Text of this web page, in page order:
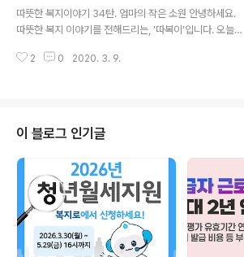
일하던 사람들과 다같이 기초생활수급 신청을 했는데어쩌
다 보니 흥수씨만 대상자로 선정이 되었습니다.그러자 동
이 매일 새벽에 찾아와 문을 두드리고 시비를 걸더니 급기
따뜻한 복지이야기 34탄. 엄마의 작은 소원 안녕하세요.
따뜻한 복지 이야기를 전해드리는, ‘따복이’입니다. 오늘은
뿐인 아들을 희망으로 여기고 살아가는 어느 어머니의 이
아버지마저 그 충격에 병중에 눕게 되었습니다.지연씨가
간신히 건강을 회복했을 때 남편은 온데간데 없었고지연씨
곁에는 오로지 아들뿐이었습니다.그때부터 지연씨는 아들
과 단 둘이서 힘들게 살았습니다. 더 많은 이야기가 궁금하
시다면?▼복지로 '따뜻한 복지 이야기' 바로가기▼ ▼ 또
다른 복지로를 소개합니다 ▼
2 0 2020. 3. 9.
이 블로그 인기글